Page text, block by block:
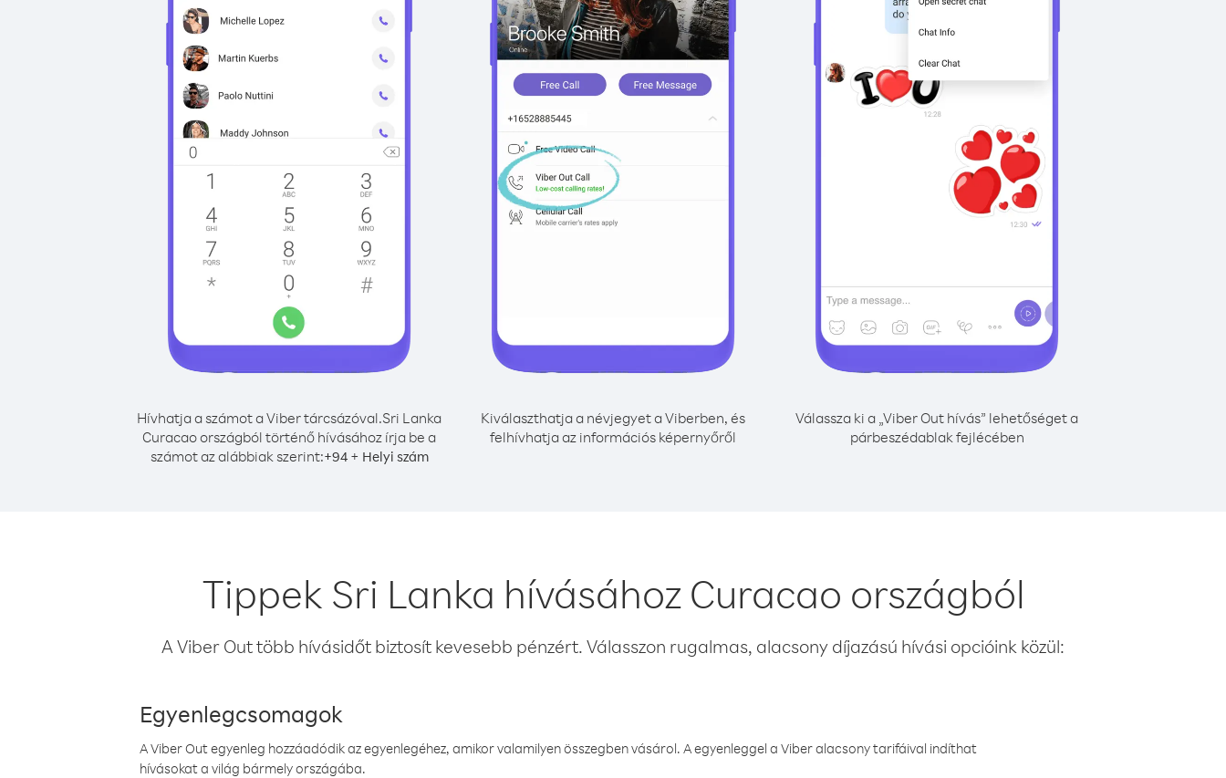
Hívhatja a számot a Viber tárcsázóval.Sri Lanka
Curacao országból történő hívásához írja be a
számot az alábbiak szerint:+94+ Helyi szám
Kiválaszthatja a névjegyet a Viberben, és
felhívhatja az információs képernyőről
Válassza ki a „Viber Out hívás” lehetőséget a
párbeszédablak fejlécében
Tippek Sri Lanka hívásához Curacao országból
A Viber Out több hívásidőt biztosít kevesebb pénzért. Válasszon rugalmas, alacsony díjazású hívási opcióink közül:
Egyenlegcsomagok
A Viber Out egyenleg hozzáadódik az egyenlegéhez, amikor valamilyen összegben vásárol. A egyenleggel a Viber alacsony tarifáival indíthat
hívásokat a világ bármely országába.